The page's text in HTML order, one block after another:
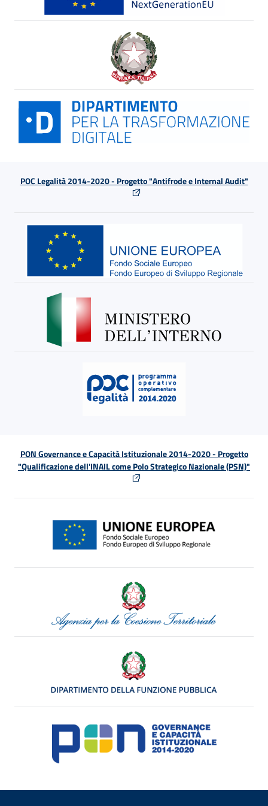
POC Legalità 2014-2020 - Progetto "Antifrode e Internal Audit"
PON Governance e Capacità Istituzionale 2014-2020 - Progetto
"Qualificazione dell'INAIL come Polo Strategico Nazionale (PSN)"